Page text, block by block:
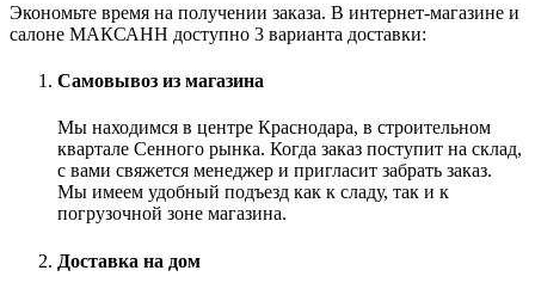
Экономьте время на получении заказа. В интернет-магазине и
салоне МАКСАНН доступно 3 варианта доставки:
Самовывоз из магазина
Мы находимся в центре Краснодара, в строительном
квартале Сенного рынка. Когда заказ поступит на склад,
с вами свяжется менеджер и пригласит забрать заказ.
Мы имеем удобный подъезд как к сладу, так и к
погрузочной зоне магазина.
Доставка на дом